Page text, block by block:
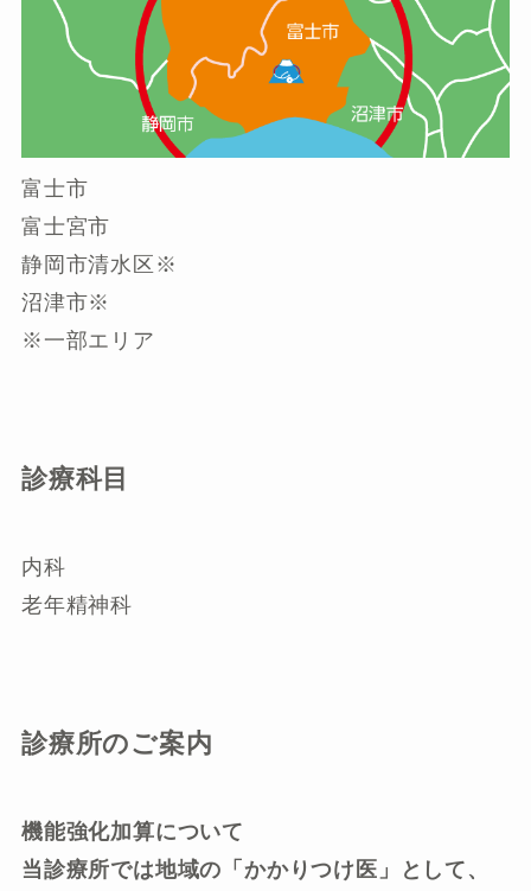
富士市
富士宮市
静岡市清水区※
沼津市※
※一部エリア
診療科目
内科
老年精神科
診療所のご案内
機能強化加算について
当診療所では地域の「かかりつけ医」として、